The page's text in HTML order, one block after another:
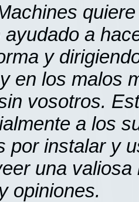
ayudado a
y
en los malos
vosotros.
a los
por instalar y
una
opiniones.